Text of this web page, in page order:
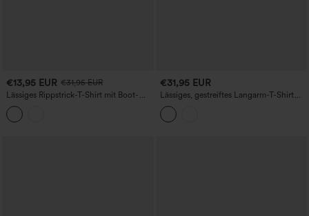
€13,95 EUR €31,95 EUR
Lässiges Rippstrick-T-Shirt mit Boot-
Ausschnitt, Volant und langen Ärmeln
€31,95 EUR
Lässiges, gestreiftes Langarm-T-Shirt
mit Rundhalsausschnitt